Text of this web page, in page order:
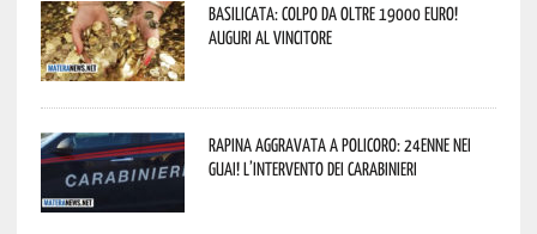
Basilicata: colpo da oltre 19000 Euro!
Auguri al vincitore
Rapina aggravata a Policoro: 24enne nei
guai! L’intervento dei Carabinieri